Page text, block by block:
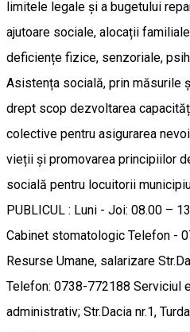
limitele legale și a bugetului
ajutoare sociale, alocații
deficiențe fizice, senzoriale,
Asistența socială, prin măsurile
drept scop dezvoltarea
colective pentru asigurarea
vieții și promovarea principiilor
socială pentru locuitorii
PUBLICUL : Luni - Joi: 08.00 –
Cabinet stomatologic Telefon -
Resurse Umane, salarizare
Telefon: 0738-772188 Serviciul
administrativ; Str.Dacia nr.1,